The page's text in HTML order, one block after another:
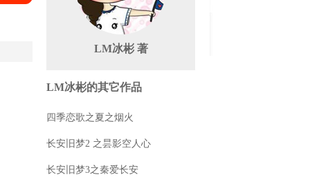
LM冰彬 著
LM冰彬的其它作品
四季恋歌之夏之烟火
长安旧梦2 之昙影空人心
长安旧梦3之秦爱长安